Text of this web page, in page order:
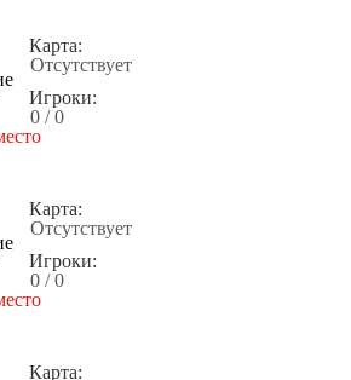
Карта:
Отсутствует
Игроки:
0 / 0
Карта:
Отсутствует
Игроки:
0 / 0
Карта: